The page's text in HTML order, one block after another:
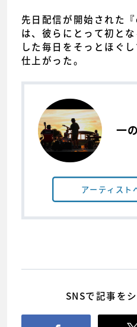
先日配信が開始された
は、彼らにとって初と
した毎日をそっとほぐ
仕上がった。
一
アーティスト
SNSで記事を